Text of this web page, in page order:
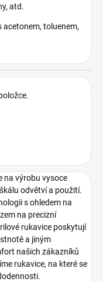
atd.
toluenem,
na výrobu vysoce
odvětví a použití.
s ohledem na
na precizní
rukavice poskytují
a jiným
našich zákazníků
rukavice, na které se